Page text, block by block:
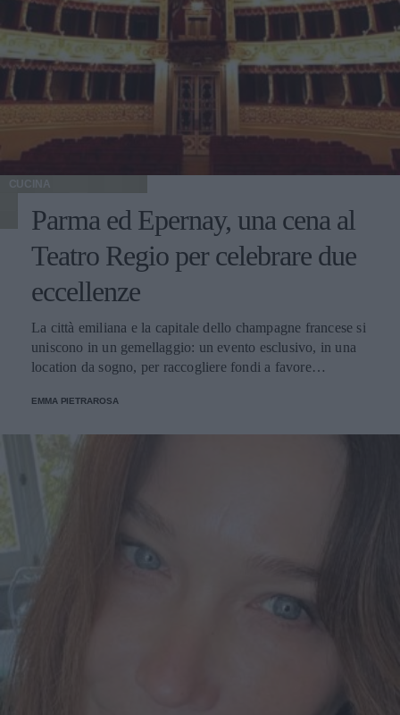
CUCINA
Parma ed Epernay, una cena al
Teatro Regio per celebrare due
eccellenze
La città emiliana e la capitale dello champagne francese si
uniscono in un gemellaggio: un evento esclusivo, in una
location da sogno, per raccogliere fondi a favore
EMMA PIETRAROSA